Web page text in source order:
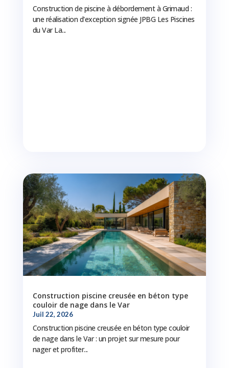
Construction de piscine à débordement à Grimaud :
une réalisation d'exception signée JPBG Les Piscines
du Var La...
Construction piscine creusée en béton type
couloir de nage dans le Var
Juil 22, 2026
Construction piscine creusée en béton type couloir
de nage dans le Var : un projet sur mesure pour
nager et profiter...